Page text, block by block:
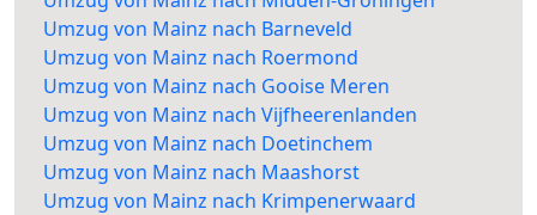
Umzug von Mainz nach Barneveld
Umzug von Mainz nach Roermond
Umzug von Mainz nach Gooise Meren
Umzug von Mainz nach Vijfheerenlanden
Umzug von Mainz nach Doetinchem
Umzug von Mainz nach Maashorst
Umzug von Mainz nach Krimpenerwaard